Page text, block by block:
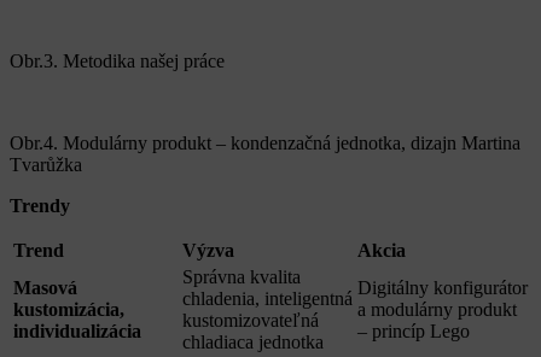
Obr.3. Metodika našej práce
Obr.4. Modulárny produkt – kondenzačná jednotka, dizajn Martina
Tvarůžka
Trendy
Trend Výzva
Akcia
Masová
kustomizácia,
individualizácia
Správna kvalita
chladenia, inteligentná
kustomizovateľná
chladiaca jednotka
Digitálny konfigurátor
a modulárny produkt
– princíp Lego